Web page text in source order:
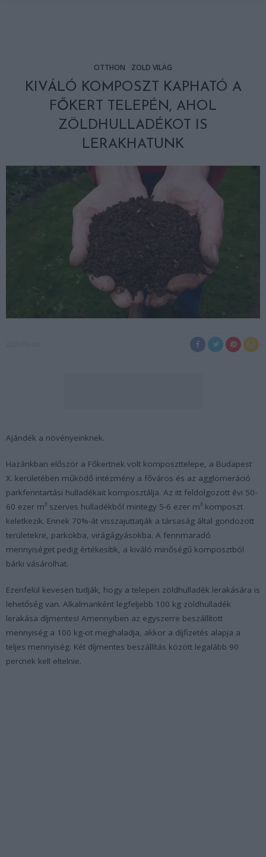
OTTHON ZÖLD VILÁG
KIVÁLÓ KOMPOSZT KAPHATÓ A
FŐKERT TELEPÉN, AHOL
ZÖLDHULLADÉKOT IS
LERAKHATUNK
Ajándék a növényeinknek.
Hazánkban először a Főkertnek volt komposzttelepe, a Budapest
X. kerületében működő intézmény a főváros és az agglomeráció
parkfenntartási hulladékait komposztálja. Az itt feldolgozott évi 50-
60 ezer m³ szerves hulladékból mintegy 5-6 ezer m³ komposzt
keletkezik. Ennek 70%-át visszajuttatják a társaság által gondozott
területekre, parkokba, virágágyásokba. A fennmaradó
mennyiséget pedig értékesítik, a kiváló minőségű komposztból
bárki vásárolhat.
Ezenfelül kevesen tudják, hogy a telepen zöldhulladék lerakására is
lehetőség van. Alkalmanként legfeljebb 100 kg zöldhulladék
lerakása díjmentes! Amennyiben az egyszerre beszállított
mennyiség a 100 kg-ot meghaladja, akkor a díjfizetés alapja a
teljes mennyiség. Két díjmentes beszállítás között legalább 90
percnek kell eltelnie.